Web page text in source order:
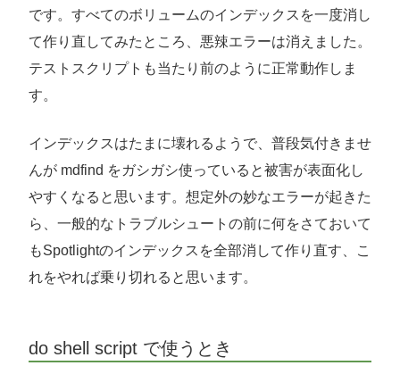
です。すべてのボリュームのインデックスを一度消し
て作り直してみたところ、悪辣エラーは消えました。
テストスクリプトも当たり前のように正常動作しま
す。
インデックスはたまに壊れるようで、普段気付きませ
んが mdfind をガシガシ使っていると被害が表面化し
やすくなると思います。想定外の妙なエラーが起きた
ら、一般的なトラブルシュートの前に何をさておいて
もSpotlightのインデックスを全部消して作り直す、こ
れをやれば乗り切れると思います。
do shell script で使うとき